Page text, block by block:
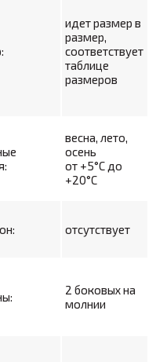
идет размер в
размер,
соответствует
таблице
размеров
весна, лето,
осень
от +5°С до
+20°С
отсутствует
2 боковых на
молнии